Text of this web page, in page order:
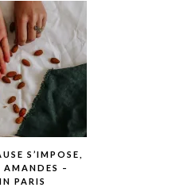
S’IMPOSE,
AMANDES –
PARIS